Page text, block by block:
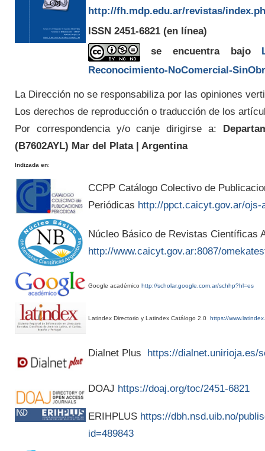
http://fh.mdp.edu.ar/revistas/
ISSN 2451-6821 (en línea)
se encuentra bajo
Reconocimiento-NoComercial-
La Dirección no se responsabiliza por las opiniones
Los derechos de reproducción o traducción de los
Por correspondencia y/o canje dirigirse a:
(B7602AYL) Mar del Plata | Argentina
Indizada en:
CCPP Catálogo Colectivo de
Periódicas http://ppct.caicyt.gov.ar/ojs-
Núcleo Básico de Revistas Científicas
http://www.caicyt.gov.ar:8087/
Google académico http://scholar.google.com.ar/schhp?hl=es
Latindex Directorio y Latindex Catálogo 2.0 https://
Dialnet Plus https://dialnet.unirioja.es/
DOAJ https://doaj.org/toc/2451-6821
ERIHPLUS https://dbh.nsd.uib.no/
id=489843